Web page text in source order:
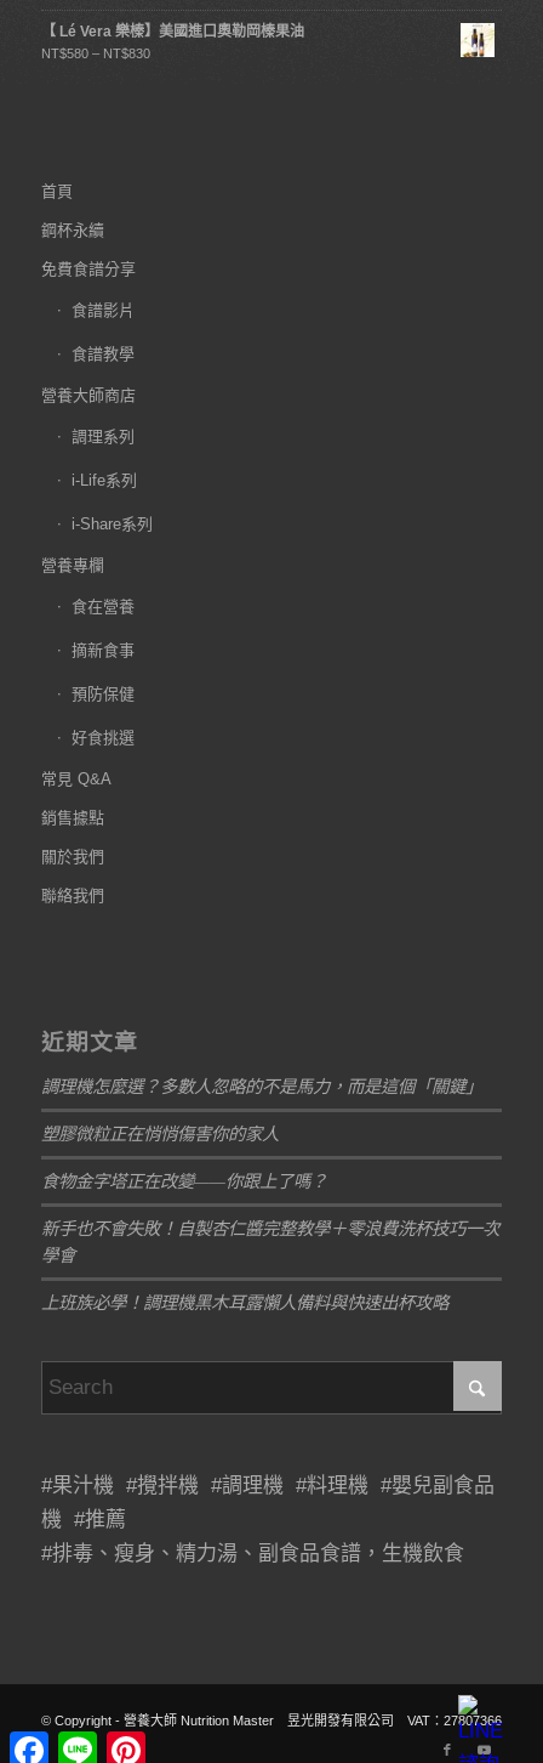
【 Lé Vera 樂榛】美國進口奧勒岡榛果油
NT$580 – NT$830
首頁
鋼杯永續
免費食譜分享
食譜影片
食譜教學
營養大師商店
調理系列
i-Life系列
i-Share系列
營養專欄
食在營養
摘新食事
預防保健
好食挑選
常見 Q&A
銷售據點
關於我們
聯絡我們
近期文章
調理機怎麼選？多數人忽略的不是馬力，而是這個「關鍵」
塑膠微粒正在悄悄傷害你的家人
食物金字塔正在改變——你跟上了嗎？
新手也不會失敗！自製杏仁醬完整教學＋零浪費洗杯技巧一次
學會
上班族必學！調理機黑木耳露懶人備料與快速出杯攻略
#果汁機 #攪拌機 #調理機 #料理機 #嬰兒副食品
機 #推薦
#排毒、瘦身、精力湯、副食品食譜，生機飲食
© Copyright - 營養大師 Nutrition Master 昱光開發有限公司 VAT：27807366
Facebook
Line